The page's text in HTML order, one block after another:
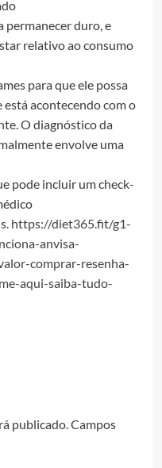
permanecer duro, e
relativo ao consumo
para que ele possa
acontecendo com o
O diagnóstico da
envolve uma
pode incluir um check-
https://diet365.fit/g1-
anvisa-
comprar-resenha-
aqui-saiba-tudo-
publicado.Campos